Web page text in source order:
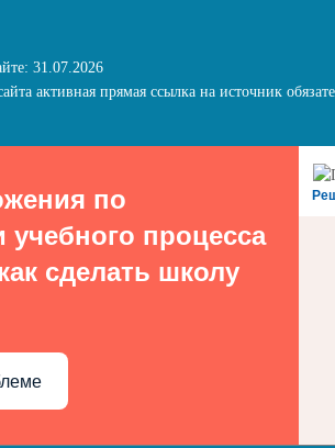
31.07.2026
активная прямая ссылка на источник
по
учебного процесса
сделать школу